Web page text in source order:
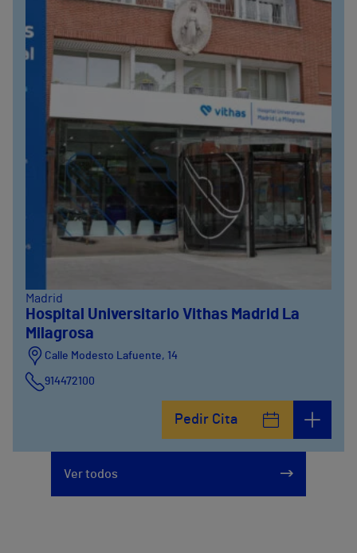
Madrid
Hospital Universitario Vithas Madrid La
Milagrosa
Calle Modesto Lafuente, 14
914472100
Pedir Cita
Ver todos